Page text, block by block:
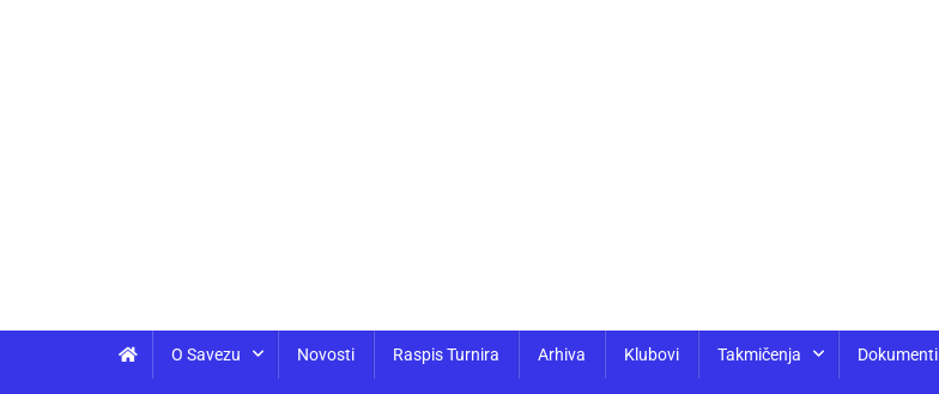
O Savezu Novosti Raspis Turnira Arhiva Klubovi Takmičenja Dokumenti